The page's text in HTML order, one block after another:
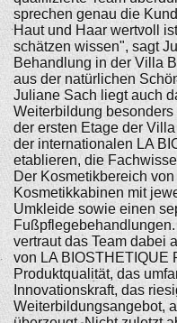
sprechen genau die
Haut und Haar wertvoll
schätzen wissen", sagt
Behandlung in der Villa
aus der natürlichen
Juliane Sach liegt auch
Weiterbildung
der ersten Etage der
der internationalen LA
etablieren, die
Der Kosmetikbereich
Kosmetikkabinen mit
Umkleide sowie einen
vertraut das Team dabei
von LA BIOSTHETIQUE
Produktqualität, das
Innovationskraft, das
Weiterbildungsangebot,